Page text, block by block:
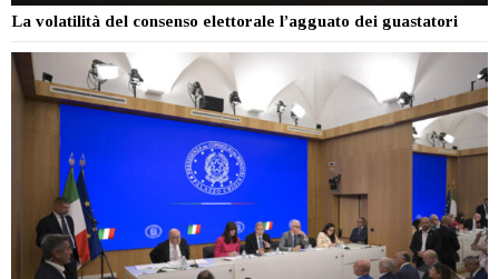
La volatilità del consenso elettorale l’agguato dei guastatori